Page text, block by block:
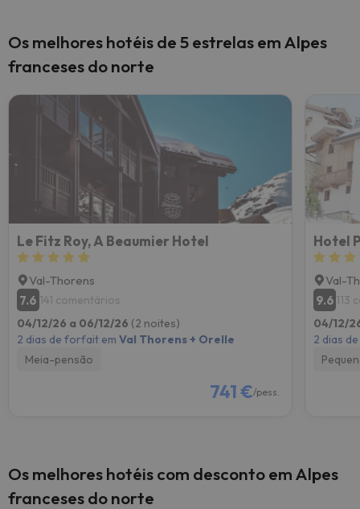
Os melhores hotéis de 5 estrelas em Alpes
franceses do norte
Le Fitz Roy, A Beaumier Hotel
Val-Thorens
7.6 141 comentários
04/12/26 a 06/12/26 (2 noites)
2 dias de forfait em Val Thorens + Orelle
Meia-pensão
741 €/pess.
Hotel
Val-
9.6 113
04/12/
2 dias
Os melhores hotéis com desconto em Alpes
franceses do norte